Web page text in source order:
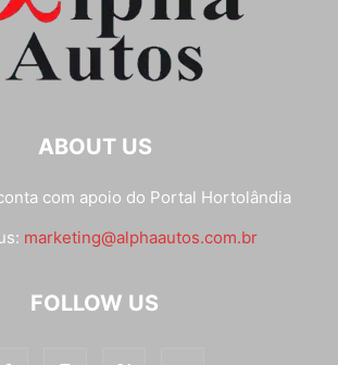
ABOUT US
com apoio do Portal Hortolândia
marketing@alphaautos.com.br
FOLLOW US